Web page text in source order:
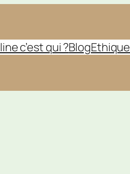
c’est qui ?Blog